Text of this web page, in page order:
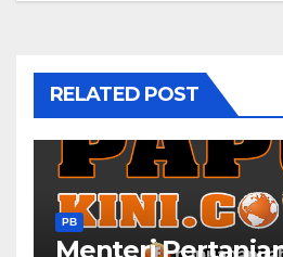
RELATED POST
PB
Menteri